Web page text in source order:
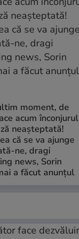
moment, de
acum înconjurul
neașteptată!
că se va ajunge
ne, dragi
news, Sorin
a făcut anunțul